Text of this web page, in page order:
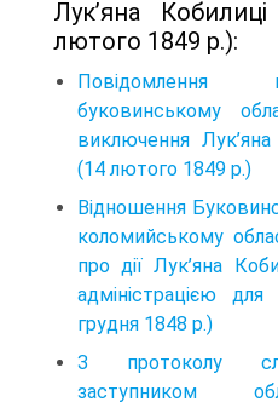
Лук’яна
лютого 1849 р.):
Повідомлення
буковинському
виключення
(14 лютого 1849 р.)
Відношення
коломий­ському
про дії Лук’яна
адміністрацією
грудня 1848 р.)
З протоколу
заступником